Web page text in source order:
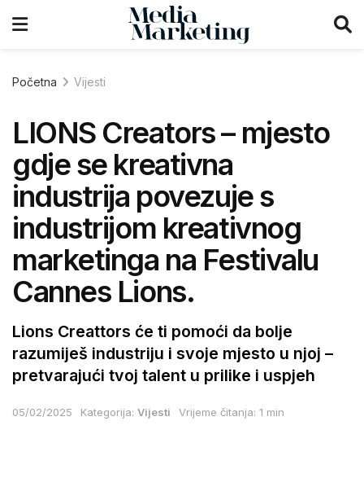
Početna Vijesti
LIONS Creators – mjesto
gdje se kreativna
industrija povezuje s
industrijom kreativnog
marketinga na Festivalu
Cannes Lions.
Lions Creattors će ti pomoći da bolje
razumiješ industriju i svoje mjesto u njoj –
pretvarajući tvoj talent u prilike i uspjeh
05/02/2025 Kategorija: Vijesti Vrijeme čitanja: 1 min